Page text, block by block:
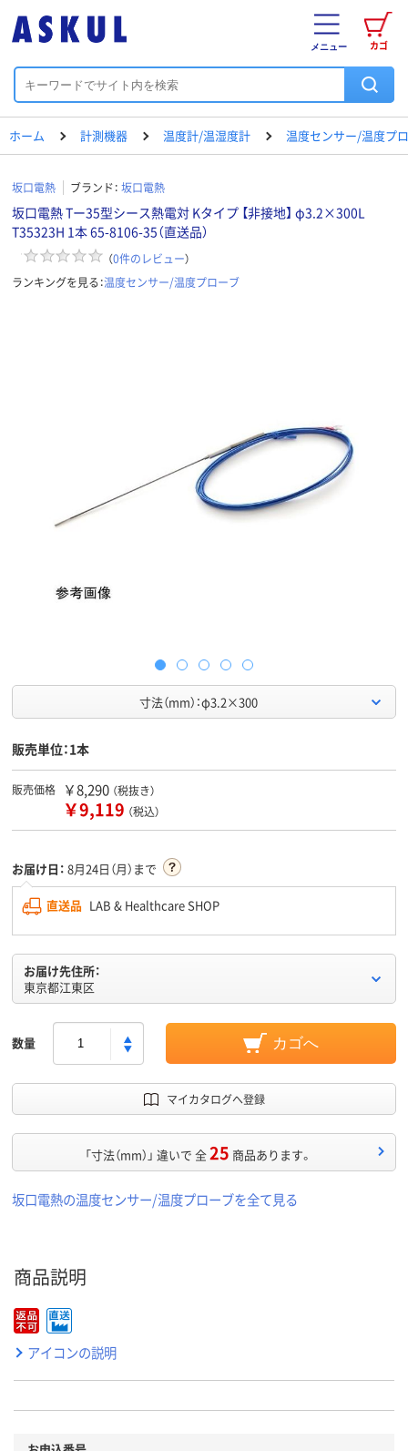
カゴ
メニュー
ホーム 計測機器 温度計/温湿度計 温度センサー/温度プ
坂口電熱 ブランド： 坂口電熱
坂口電熱 Tー35型シース熱電対 Kタイプ 【非接地】 φ3.2×300L
T35323H 1本 65-8106-35（直送品）
（0件のレビュー）
ランキングを見る：温度センサー/温度プローブ
寸法（mm）：φ3.2×300
販売単位：1本
販売価格 ￥8,290 （税抜き）
￥9,119 （税込）
お届け日： 8月24日（月）まで
直送品 LAB & Healthcare SHOP
お届け先住所：
東京都江東区
数量 カゴへ
マイカタログへ登録
「寸法（mm）」 違いで 全25 商品あります。
坂口電熱の温度センサー/温度プローブを全て見る
商品説明
アイコンの説明